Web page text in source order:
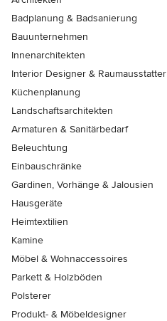
Badplanung & Badsanierung
Bauunternehmen
Innenarchitekten
Interior Designer & Raumausstatter
Küchenplanung
Landschaftsarchitekten
Armaturen & Sanitärbedarf
Beleuchtung
Einbauschränke
Gardinen, Vorhänge & Jalousien
Hausgeräte
Heimtextilien
Kamine
Möbel & Wohnaccessoires
Parkett & Holzböden
Polsterer
Produkt- & Möbeldesigner